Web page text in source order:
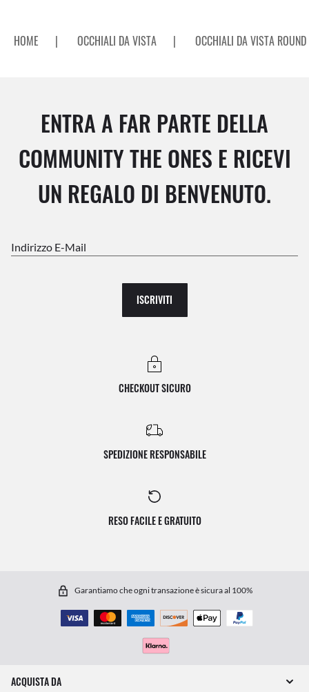
HOME | OCCHIALI DA VISTA | OCCHIALI DA VISTA ROUND
ENTRA A FAR PARTE DELLA
COMMUNITY THE ONES E RICEVI
UN REGALO DI BENVENUTO.
Indirizzo E-Mail
ISCRIVITI
CHECKOUT SICURO
SPEDIZIONE RESPONSABILE
RESO FACILE E GRATUITO
Garantiamo che ogni transazione è sicura al 100%
ACQUISTA DA